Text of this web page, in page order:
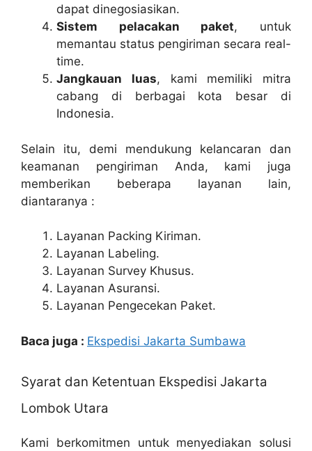
dapat dinegosiasikan.
Sistem pelacakan paket, untuk
memantau status pengiriman secara real-
time.
Jangkauan luas, kami memiliki mitra
cabang di berbagai kota besar di
Indonesia.
Selain itu, demi mendukung kelancaran dan
keamanan pengiriman Anda, kami juga
memberikan beberapa layanan lain,
diantaranya :
Layanan Packing Kiriman.
Layanan Labeling.
Layanan Survey Khusus.
Layanan Asuransi.
Layanan Pengecekan Paket.
Baca juga : Ekspedisi Jakarta Sumbawa
Syarat dan Ketentuan Ekspedisi Jakarta
Lombok Utara
Kami berkomitmen untuk menyediakan solusi